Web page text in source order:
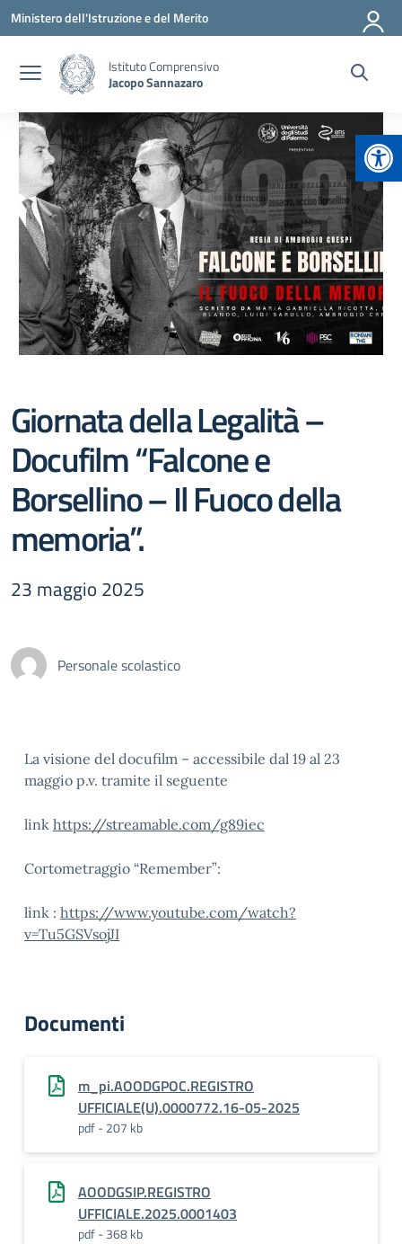
Vai ai contenuti
Vai al menu di navigazione
Vai al footer
Ministero dell'Istruzione e del Merito
Istituto Comprensivo
Jacopo Sannazaro
Giornata della Legalità –
Docufilm “Falcone e
Borsellino – Il Fuoco della
memoria”.
23 maggio 2025
Personale scolastico
La visione del docufilm – accessibile dal 19 al 23
maggio p.v. tramite il seguente
link https://streamable.com/g89iec
Cortometraggio “Remember”:
link : https://www.youtube.com/watch?
v=Tu5GSVsojJI
Documenti
m_pi.AOODGPOC.REGISTRO
UFFICIALE(U).0000772.16-05-2025
pdf - 207 kb
AOODGSIP.REGISTRO
UFFICIALE.2025.0001403
pdf - 368 kb